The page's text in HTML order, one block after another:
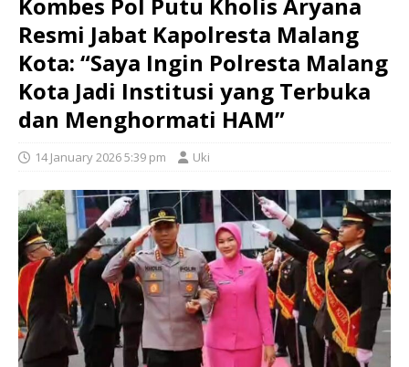
Resmi Jabat Kapolresta Malang
Kota: “Saya Ingin Polresta Malang
Kota Jadi Institusi yang Terbuka
dan Menghormati HAM”
14 January 2026 5:39 pm Uki